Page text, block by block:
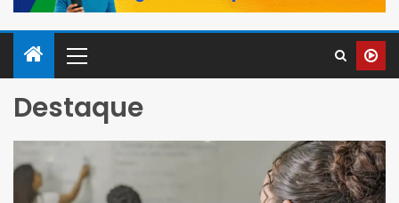
Destaque